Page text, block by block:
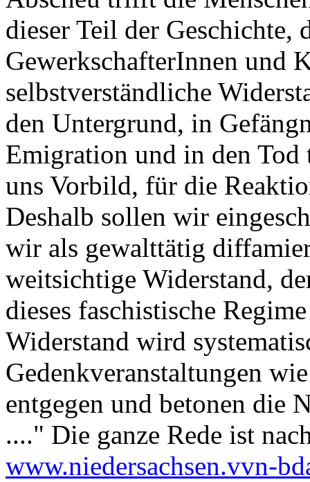
dieser Teil der Geschichte,
GewerkschafterInnen und
selbstverständliche
den Untergrund, in
Emigration und in den
uns Vorbild, für die
Deshalb sollen wir
wir als gewalttätig
weitsichtige Widerstand,
dieses faschistische
Widerstand wird
Gedenkveranstaltungen
entgegen und betonen die
...." Die ganze Rede ist
www.niedersachsen.vvn-